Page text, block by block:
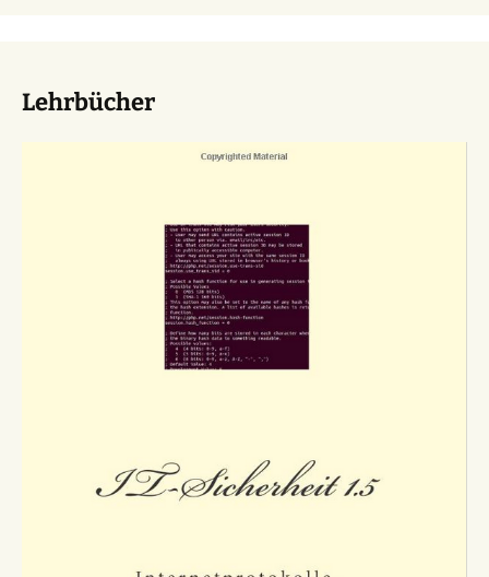
Lehrbücher